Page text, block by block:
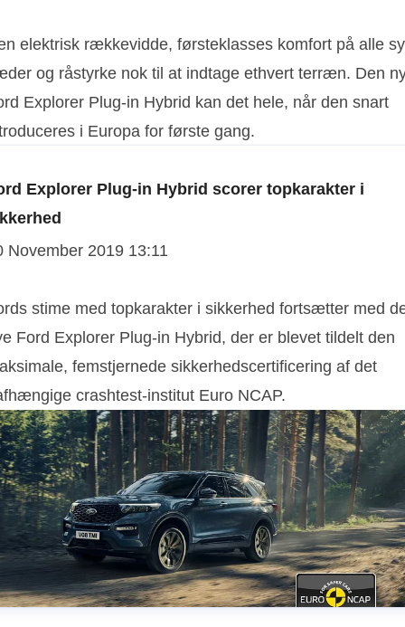
elektrisk rækkevidde, førsteklasses komfort på alle
og råstyrke nok til at indtage ethvert terræn. Den
Explorer Plug-in Hybrid kan det hele, når den snart
i Europa for første gang.
Explorer Plug-in Hybrid scorer topkarakter i
November 2019 13:11
stime med topkarakter i sikkerhed fortsætter med
Ford Explorer Plug-in Hybrid, der er blevet tildelt den
femstjernede sikkerhedscertificering af det
crashtest-institut Euro NCAP.